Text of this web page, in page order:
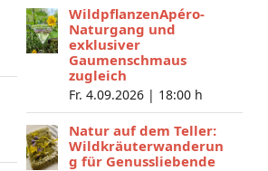
WildpflanzenApéro-
Naturgang und
exklusiver
Gaumenschmaus
zugleich
Fr. 4.09.2026 | 18:00 h
Natur auf dem Teller:
Wildkräuterwanderun
g für Genussliebende